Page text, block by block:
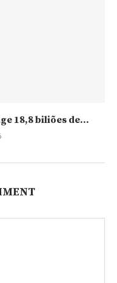
18,8 biliões de...